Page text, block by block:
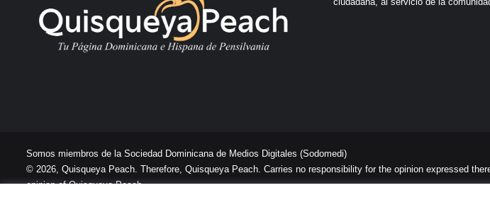
Somos miembros de la Sociedad Dominicana de Medios Digitales (Sodomedi)
© 2026, Quisqueya Peach. Therefore, Quisqueya Peach. Carries no responsibility for the opinion expressed
opinion of Quisqueya Peach .